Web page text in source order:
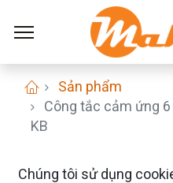
Sản phẩm
Công tắc cảm ứng
KB
Chúng tôi sử dụng